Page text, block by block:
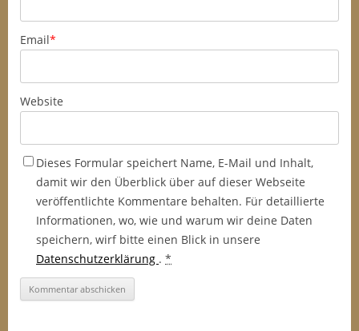
Email*
Website
Dieses Formular speichert Name, E-Mail und Inhalt,
damit wir den Überblick über auf dieser Webseite
veröffentlichte Kommentare behalten. Für detaillierte
Informationen, wo, wie und warum wir deine Daten
speichern, wirf bitte einen Blick in unsere
Datenschutzerklärung . *